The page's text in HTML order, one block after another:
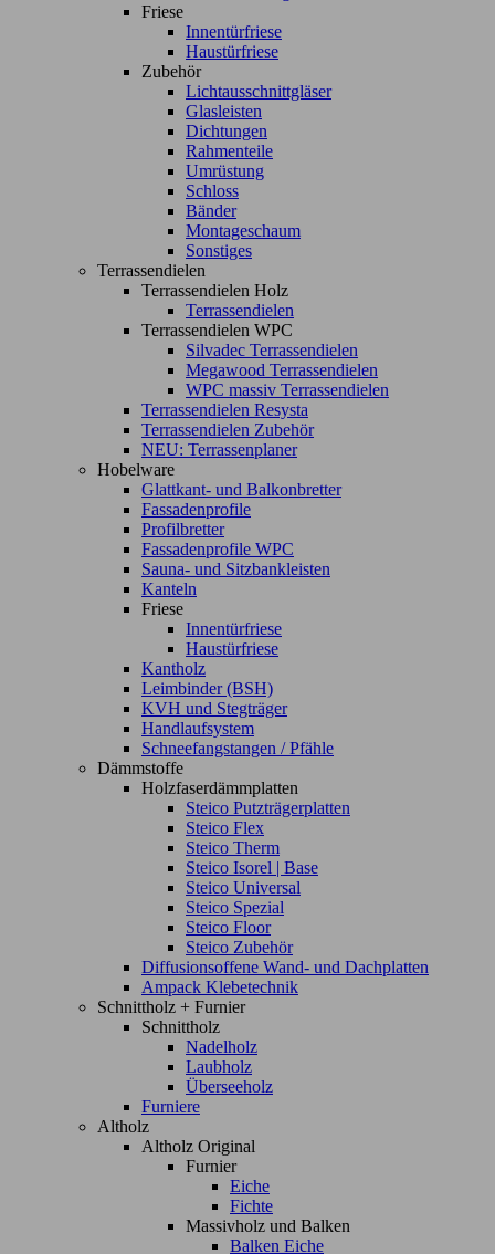
Friese
Innentürfriese
Haustürfriese
Zubehör
Lichtausschnittgläser
Glasleisten
Dichtungen
Rahmenteile
Umrüstung
Schloss
Bänder
Montageschaum
Sonstiges
Terrassendielen
Terrassendielen Holz
Terrassendielen
Terrassendielen WPC
Silvadec Terrassendielen
Megawood Terrassendielen
WPC massiv Terrassendielen
Terrassendielen Resysta
Terrassendielen Zubehör
NEU: Terrassenplaner
Hobelware
Glattkant- und Balkonbretter
Fassadenprofile
Profilbretter
Fassadenprofile WPC
Sauna- und Sitzbankleisten
Kanteln
Friese
Innentürfriese
Haustürfriese
Kantholz
Leimbinder (BSH)
KVH und Stegträger
Handlaufsystem
Schneefangstangen / Pfähle
Dämmstoffe
Holzfaserdämmplatten
Steico Putzträgerplatten
Steico Flex
Steico Therm
Steico Isorel | Base
Steico Universal
Steico Spezial
Steico Floor
Steico Zubehör
Diffusionsoffene Wand- und Dachplatten
Ampack Klebetechnik
Schnittholz + Furnier
Schnittholz
Nadelholz
Laubholz
Überseeholz
Furniere
Altholz
Altholz Original
Furnier
Eiche
Fichte
Massivholz und Balken
Balken Eiche